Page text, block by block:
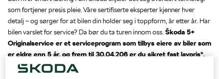
Bilglass
Mobilitetsgaranti
som fortjener presis pleie. Våre sertifiserte eksperter kjenner hver
detalj – og sørger for at bilen din holder seg i toppform, år etter år. Har
bilen varslet for service? Da bør du ta turen innom oss. Škoda 5+
Originalservice er et serviceprogram som tilbys eiere av biler som
er eldre enn 5 år, og frem til 30.04.206 er du sikret fast lavpris*.